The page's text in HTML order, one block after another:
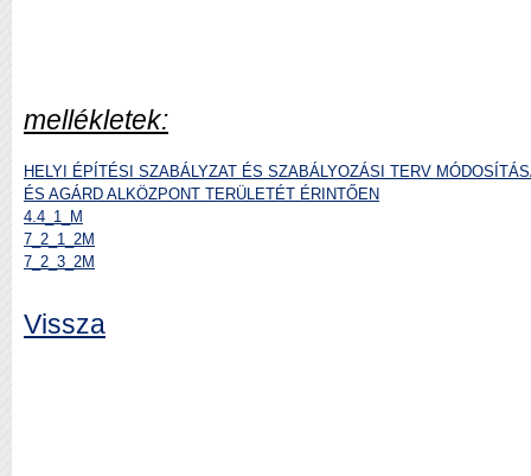
mellékletek:
HELYI ÉPÍTÉSI SZABÁLYZAT ÉS SZABÁLYOZÁSI TERV
ÉS AGÁRD ALKÖZPONT TERÜLETÉT ÉRINTŐEN
4.4_1_M
7_2_1_2M
7_2_3_2M
Vissza